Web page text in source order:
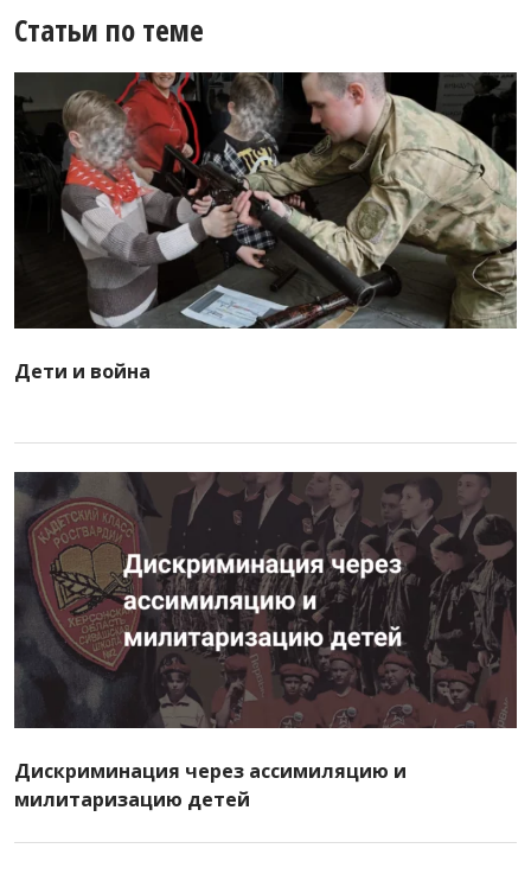
Статьи по теме
Дети и война
Дискриминация через ассимиляцию и
милитаризацию детей